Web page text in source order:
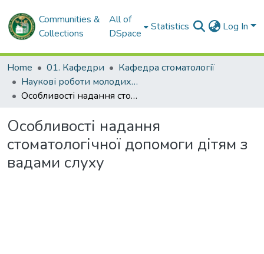
Communities &
Collections
All of
DSpace
Statistics Log In
Home 01. Кафедри
Кафедра стоматології
Наукові роботи молодих дослідників. Кафедра стоматології
Особливості надання стоматологічної допомоги дітям з вадами слуху
Особливості надання
стоматологічної допомоги дітям з
вадами слуху